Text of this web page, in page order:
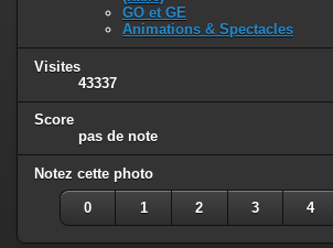
GO et GE
Animations & Spectacles
Visites
43337
Score
pas de note
Notez cette photo
0 1 2 3 4